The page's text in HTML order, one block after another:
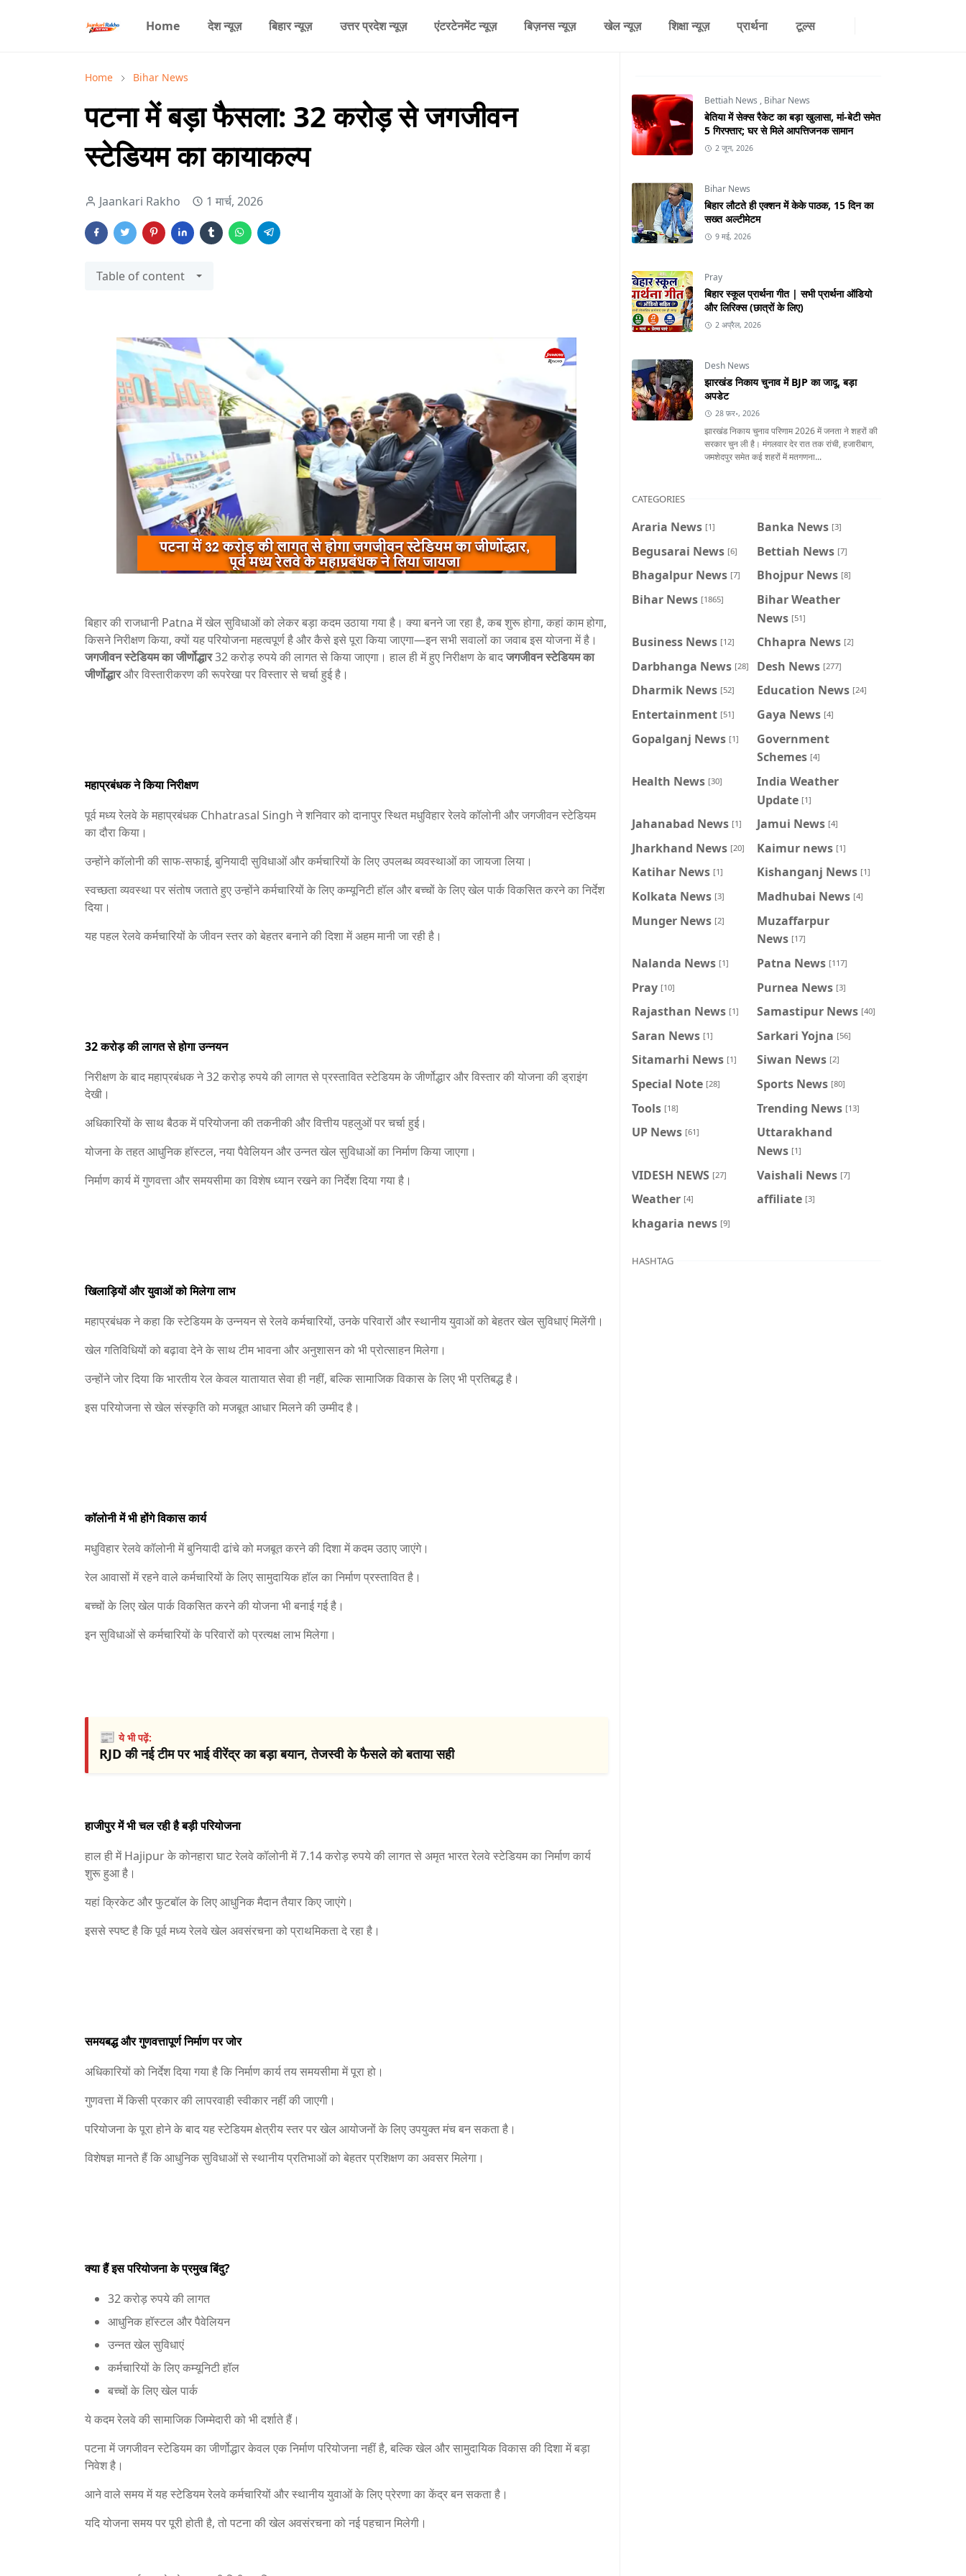
Home देश न्यूज़ बिहार न्यूज़ उत्तर प्रदेश न्यूज़ एंटरटेनमेंट न्यूज़ बिज़नस न्यूज़ खेल न्यूज़ शिक्षा न्यूज़ प्रार्थना टूल्स
Home Bihar News
पटना में बड़ा फैसला: 32 करोड़ से जगजीवन
स्टेडियम का कायाकल्प
Jaankari Rakho 1 मार्च, 2026
Table of content
बिहार की राजधानी Patna में खेल सुविधाओं को लेकर बड़ा कदम उठाया गया है। क्या बनने जा रहा है, कब शुरू होगा, कहां काम होगा,
किसने निरीक्षण किया, क्यों यह परियोजना महत्वपूर्ण है और कैसे इसे पूरा किया जाएगा—इन सभी सवालों का जवाब इस योजना में है।
जगजीवन स्टेडियम का जीर्णोद्धार32 करोड़ रुपये की लागत से किया जाएगा। हाल ही में हुए निरीक्षण के बादजगजीवन स्टेडियम का
जीर्णोद्धारऔर विस्तारीकरण की रूपरेखा पर विस्तार से चर्चा हुई है।
महाप्रबंधक ने किया निरीक्षण
पूर्व मध्य रेलवे के महाप्रबंधक Chhatrasal Singh ने शनिवार को दानापुर स्थित मधुविहार रेलवे कॉलोनी और जगजीवन स्टेडियम
का दौरा किया।
उन्होंने कॉलोनी की साफ-सफाई, बुनियादी सुविधाओं और कर्मचारियों के लिए उपलब्ध व्यवस्थाओं का जायजा लिया।
स्वच्छता व्यवस्था पर संतोष जताते हुए उन्होंने कर्मचारियों के लिए कम्यूनिटी हॉल और बच्चों के लिए खेल पार्क विकसित करने का निर्देश
दिया।
यह पहल रेलवे कर्मचारियों के जीवन स्तर को बेहतर बनाने की दिशा में अहम मानी जा रही है।
32 करोड़ की लागत से होगा उन्नयन
निरीक्षण के बाद महाप्रबंधक ने 32 करोड़ रुपये की लागत से प्रस्तावित स्टेडियम के जीर्णोद्धार और विस्तार की योजना की ड्राइंग
देखी।
अधिकारियों के साथ बैठक में परियोजना की तकनीकी और वित्तीय पहलुओं पर चर्चा हुई।
योजना के तहत आधुनिक हॉस्टल, नया पैवेलियन और उन्नत खेल सुविधाओं का निर्माण किया जाएगा।
निर्माण कार्य में गुणवत्ता और समयसीमा का विशेष ध्यान रखने का निर्देश दिया गया है।
खिलाड़ियों और युवाओं को मिलेगा लाभ
महाप्रबंधक ने कहा कि स्टेडियम के उन्नयन से रेलवे कर्मचारियों, उनके परिवारों और स्थानीय युवाओं को बेहतर खेल सुविधाएं मिलेंगी।
खेल गतिविधियों को बढ़ावा देने के साथ टीम भावना और अनुशासन को भी प्रोत्साहन मिलेगा।
उन्होंने जोर दिया कि भारतीय रेल केवल यातायात सेवा ही नहीं, बल्कि सामाजिक विकास के लिए भी प्रतिबद्ध है।
इस परियोजना से खेल संस्कृति को मजबूत आधार मिलने की उम्मीद है।
कॉलोनी में भी होंगे विकास कार्य
मधुविहार रेलवे कॉलोनी में बुनियादी ढांचे को मजबूत करने की दिशा में कदम उठाए जाएंगे।
रेल आवासों में रहने वाले कर्मचारियों के लिए सामुदायिक हॉल का निर्माण प्रस्तावित है।
बच्चों के लिए खेल पार्क विकसित करने की योजना भी बनाई गई है।
इन सुविधाओं से कर्मचारियों के परिवारों को प्रत्यक्ष लाभ मिलेगा।
📰ये भी पढ़ें:
RJD की नई टीम पर भाई वीरेंद्र का बड़ा बयान, तेजस्वी के फैसले को बताया सही
हाजीपुर में भी चल रही है बड़ी परियोजना
हाल ही मेंHajipurके कोनहारा घाट रेलवे कॉलोनी में 7.14 करोड़ रुपये की लागत से अमृत भारत रेलवे स्टेडियम का निर्माण कार्य
शुरू हुआ है।
यहां क्रिकेट और फुटबॉल के लिए आधुनिक मैदान तैयार किए जाएंगे।
इससे स्पष्ट है कि पूर्व मध्य रेलवे खेल अवसंरचना को प्राथमिकता दे रहा है।
समयबद्ध और गुणवत्तापूर्ण निर्माण पर जोर
अधिकारियों को निर्देश दिया गया है कि निर्माण कार्य तय समयसीमा में पूरा हो।
गुणवत्ता में किसी प्रकार की लापरवाही स्वीकार नहीं की जाएगी।
परियोजना के पूरा होने के बाद यह स्टेडियम क्षेत्रीय स्तर पर खेल आयोजनों के लिए उपयुक्त मंच बन सकता है।
विशेषज्ञ मानते हैं कि आधुनिक सुविधाओं से स्थानीय प्रतिभाओं को बेहतर प्रशिक्षण का अवसर मिलेगा।
क्या हैं इस परियोजना के प्रमुख बिंदु?
32 करोड़ रुपये की लागत
आधुनिक हॉस्टल और पैवेलियन
उन्नत खेल सुविधाएं
कर्मचारियों के लिए कम्यूनिटी हॉल
बच्चों के लिए खेल पार्क
ये कदम रेलवे की सामाजिक जिम्मेदारी को भी दर्शाते हैं।
पटना में जगजीवन स्टेडियम का जीर्णोद्धार केवल एक निर्माण परियोजना नहीं है, बल्कि खेल और सामुदायिक विकास की दिशा में बड़ा
निवेश है।
आने वाले समय में यह स्टेडियम रेलवे कर्मचारियों और स्थानीय युवाओं के लिए प्रेरणा का केंद्र बन सकता है।
यदि योजना समय पर पूरी होती है, तो पटना की खेल अवसंरचना को नई पहचान मिलेगी।
Bettiah News , Bihar News
बेतिया में सेक्स रैकेट का बड़ा खुलासा, मां-बेटी समेत
5 गिरफ्तार; घर से मिले आपत्तिजनक सामान
2 जून, 2026
Bihar News
बिहार लौटते ही एक्शन में केके पाठक, 15 दिन का
सख्त अल्टीमेटम
9 मई, 2026
Pray
बिहार स्कूल प्रार्थना गीत | सभी प्रार्थना ऑडियो
और लिरिक्स (छात्रों के लिए)
2 अप्रैल, 2026
Desh News
झारखंड निकाय चुनाव में BJP का जादू, बड़ा
अपडेट
28 फ़र॰, 2026
झारखंड निकाय चुनाव परिणाम 2026 में जनता ने शहरों की
सरकार चुन ली है। मंगलवार देर रात तक रांची, हजारीबाग,
जमशेदपुर समेत कई शहरों में मतगणना...
CATEGORIES
Araria News [1] Banka News [3]
Begusarai News [6] Bettiah News [7]
Bhagalpur News [7] Bhojpur News [8]
Bihar News [1865]
Bihar Weather
News [51]
Business News [12] Chhapra News [2]
Darbhanga News [28] Desh News [277]
Dharmik News [52] Education News [24]
Entertainment [51] Gaya News [4]
Gopalganj News [1]
Government
Schemes [4]
Health News [30]
India Weather
Update [1]
Jahanabad News [1] Jamui News [4]
Jharkhand News [20] Kaimur news [1]
Katihar News [1] Kishanganj News [1]
Kolkata News [3] Madhubai News [4]
Munger News [2]
Muzaffarpur
News [17]
Nalanda News [1] Patna News [117]
Pray [10] Purnea News [3]
Rajasthan News [1] Samastipur News [40]
Saran News [1] Sarkari Yojna [56]
Sitamarhi News [1] Siwan News [2]
Special Note [28] Sports News [80]
Tools [18] Trending News [13]
UP News [61]
Uttarakhand
News [1]
VIDESH NEWS [27] Vaishali News [7]
Weather [4] affiliate [3]
khagaria news [9]
HASHTAG